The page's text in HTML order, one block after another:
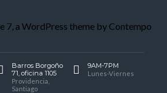
Barros Borgoño
71, oficina 1105
Providencia,
Santiago
9AM-7PM
Lunes-Viernes